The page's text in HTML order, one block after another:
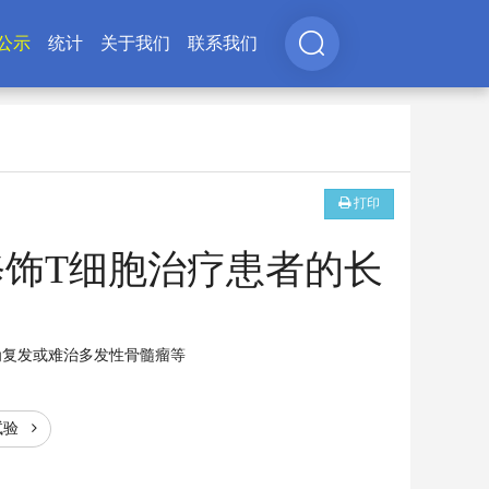
示 统计 关于我们 联系我们
打印
T细胞治疗患者的长
发或难治多发性骨髓瘤等
验